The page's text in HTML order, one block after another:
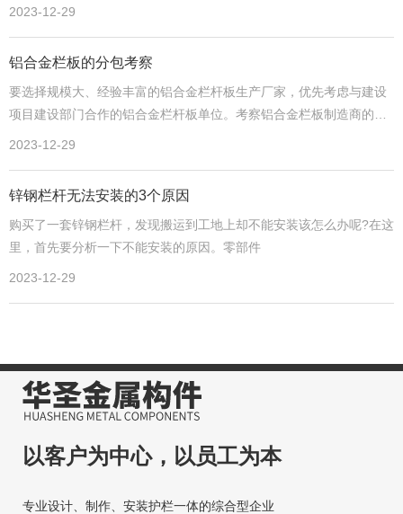
2023-12-29
铝合金栏板的分包考察
要选择规模大、经验丰富的铝合金栏杆板生产厂家，优先考虑与建设
项目建设部门合作的铝合金栏杆板单位。考察铝合金栏板制造商的工
2023-12-29
锌钢栏杆无法安装的3个原因
购买了一套锌钢栏杆，发现搬运到工地上却不能安装该怎么办呢?在这
里，首先要分析一下不能安装的原因。零部件
2023-12-29
以客户为中心，以员工为本
专业设计、制作、安装护栏一体的综合型企业